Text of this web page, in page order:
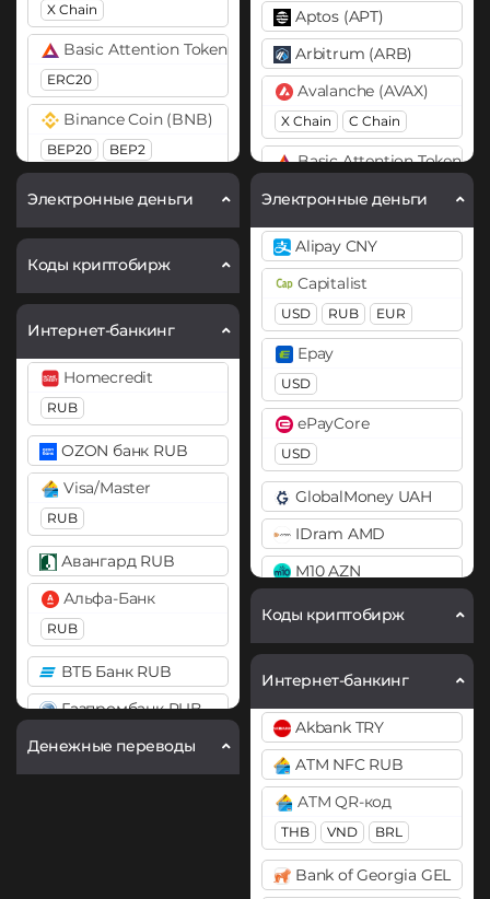
X Chain
Basic Attention Token (BAT)
ERC20
Binance Coin (BNB)
BEP20 BEP2
Bitcoin Cash (BCH)
Cardano (ADA)
Chainlink (LINK)
ERC20
Cosmos (ATOM)
DAI
ERC20
DASH
Decentraland (MANA)
Dogecoin (DOGE)
DOGE
Polkadot (DOT)
DOT
Электронные деньги
Коды криптобирж
Интернет-банкинг
Homecredit
RUB
OZON банк RUB
Visa/Master
RUB
Авангард RUB
Альфа-Банк
RUB
ВТБ Банк RUB
Газпромбанк RUB
Карта МИР RUB
Денежные переводы
Aptos (APT)
Arbitrum (ARB)
Avalanche (AVAX)
X Chain C Chain
Basic Attention Token
Binance Coin (BNB)
BEP20 BEP2
Bitcoin (BTC)
BTC BEP20
Lightning
OP
ARB
Bitcoin Cash (BCH)
Bitcoin SV (BSV)
BitTorrent (BTT)
Cardano (ADA)
Chainlink (LINK)
BEP20 ERC20
Chiliz (CHZ)
Compound (COMP)
Cronos (CRO)
Curve (CRV)
DAI
ERC20
DASH
Электронные деньги
Alipay CNY
Capitalist
USD RUB EUR
Epay
USD
ePayCore
USD
GlobalMoney UAH
IDram AMD
M10 AZN
Mercado Pago ARS
MoneyGo
USD RUB
Neteller
USD EUR
NixMoney
USD
Payeer
USD RUB EUR
Коды криптобирж
Интернет-банкинг
Akbank TRY
ATM NFC RUB
ATM QR-код
THB VND BRL
Bank of Georgia GEL